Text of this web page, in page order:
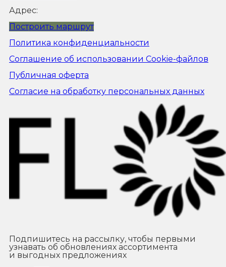
Адрес:
Построить маршрут
Политика конфиденциальности
Соглашение об использовании Cookie-файлов
Публичная оферта
Согласие на обработку персональных данных
Подпишитесь на рассылку, чтобы первыми
узнавать об обновлениях ассортимента
и выгодных предложениях